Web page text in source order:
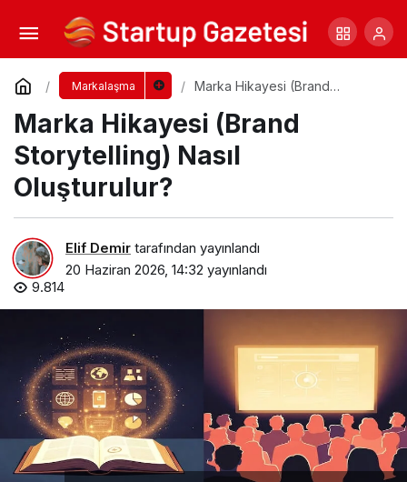
Markalaşma
Marka Hikayesi (Brand
Marka Hikayesi (Brand
Storytelling) Nasıl
Oluşturulur?
Elif Demir tarafından yayınlandı
20 Haziran 2026, 14:32 yayınlandı
9.814
İşveren Markası (Employer Branding) Nedir?
Yorum Yap Paylaş